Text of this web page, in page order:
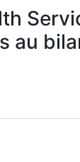
au